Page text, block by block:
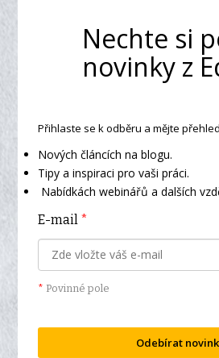
Nechte si
novinky z
Přihlaste se k odběru a mějte
Nových článcích na blogu.
Tipy a inspiraci pro vaši práci.
Nabídkách webinářů a dalších
E-mail *
* Povinné pole
Odebírat